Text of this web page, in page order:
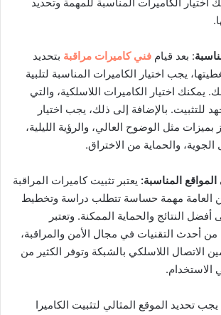
اختيار الكاميرات المناسبة للمهمة وتحديد
: بعد قيام فني كاميرات مراقبة بتحديد
يجب اختيار الكاميرات المناسبة لتلبية
يمكنك اختيار الكاميرات اللاسلكية، والتي
للتثبيت. بالإضافة إلى ذلك، يجب اختيار
بميزات مثل الوضوح العالي، والرؤية الليلية،
الجوية، والحماية من الاختراق.
المناسبة: يعتبر تثبيت كاميرات المراقبة
العامة مهمة حساسة تتطلب دراسة وتخطيط
النتائج والحماية الممكنة. وتعتبر
من أحدث التقنيات في مجال الأمن والمراقبة،
الاتصال اللاسلكي بالشبكة وتوفر الكثير من
الاستخدام.
يجب تحديد الموقع المثالي لتثبيت الكاميرا